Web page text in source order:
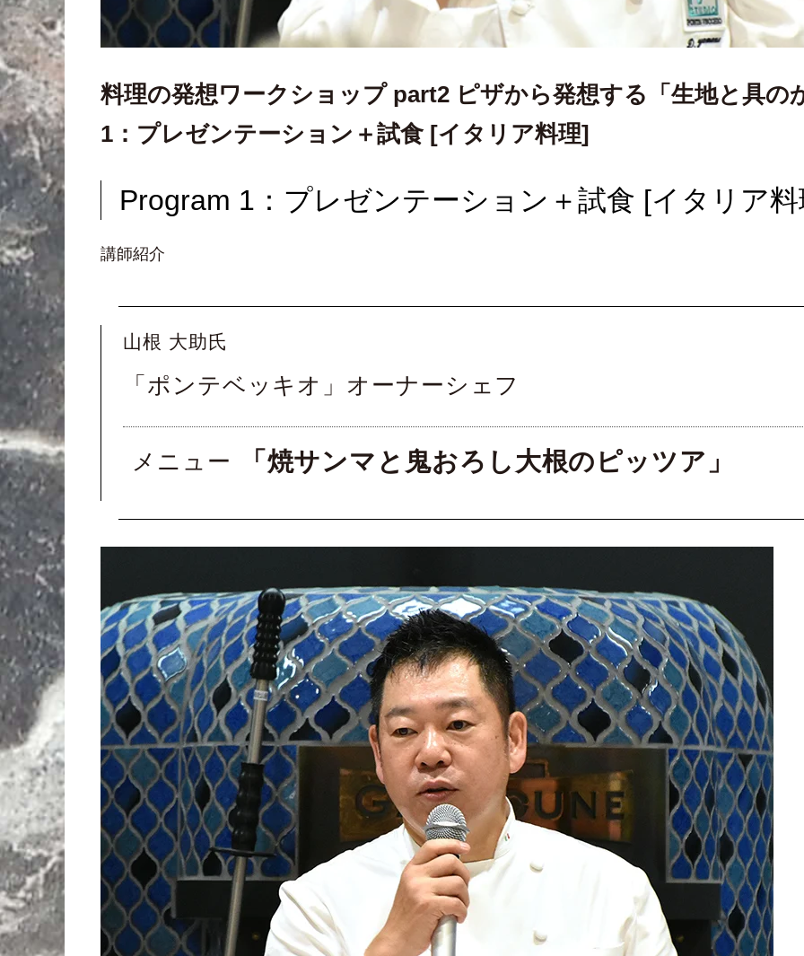
料理の発想ワークショップ part2 ピザから発想する「生地と具の
1：プレゼンテーション＋試食 [イタリア料理]
Program 1：プレゼンテーション＋試食 [イタリア
講師紹介
山根 大助氏
「ポンテベッキオ」オーナーシェフ
メニュー 「焼サンマと鬼おろし大根のピッツア」